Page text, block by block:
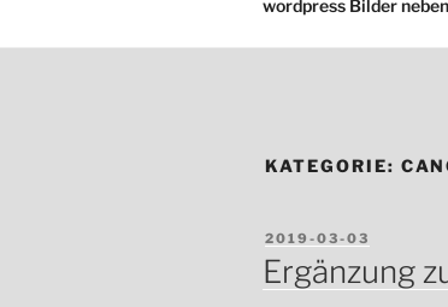
wordpress Bilder
KATEGORIE:
VERÖFFENTLICHT
AM
2019-03-03
Ergänzung